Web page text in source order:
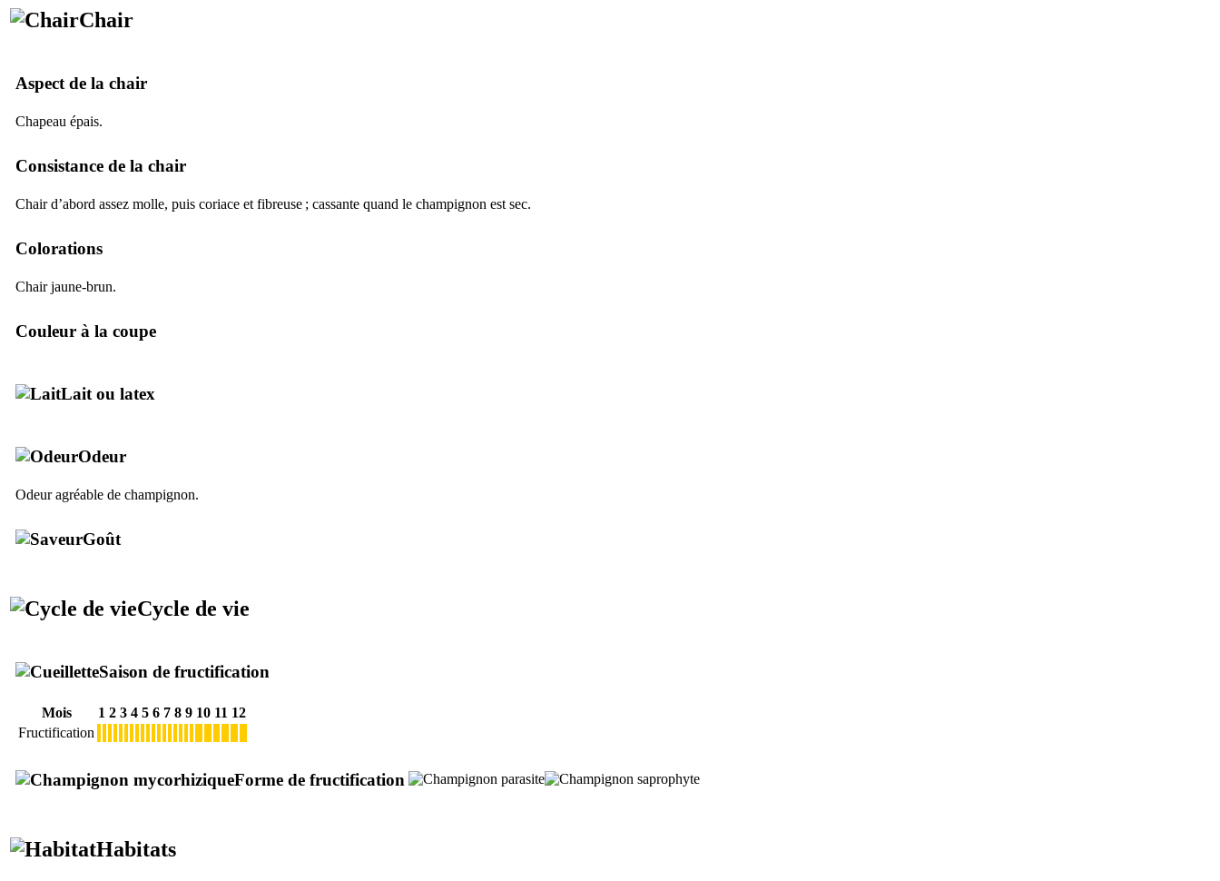
Chair
Aspect de la chair
Chapeau épais.
Consistance de la chair
Chair d’abord assez molle, puis coriace et fibreuse ; cassante quand le champignon est sec.
Colorations
Chair jaune-brun.
Couleur à la coupe
Lait ou latex
Odeur
Odeur agréable de champignon.
Goût
Cycle de vie
Saison de fructification
Mois 1 2 3 4 5 6 7 8 9 10 11 12
Fructification
Forme de fructification
Habitats